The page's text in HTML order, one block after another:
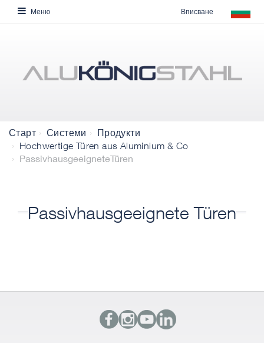
Меню Вписване
Старт Системи
Продукти
Hochwertige Türen aus Aluminium & Co
PassivhausgeeigneteTüren
Passivhausgeeignete Türen